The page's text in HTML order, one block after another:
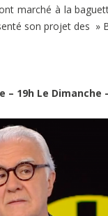
marché à la
son projet des »
– 19h Le Dimanche